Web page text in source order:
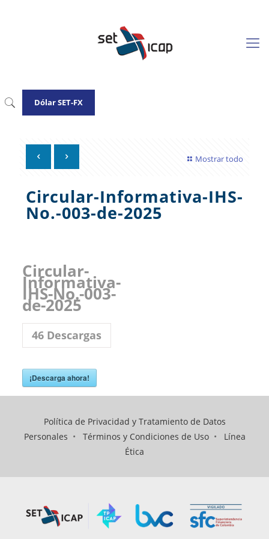
Dólar SET-FX
Mostrar todo
Circular-Informativa-IHS-
No.-003-de-2025
Circular-
Informativa-
IHS-No.-003-
de-2025
46Descargas
¡Descarga ahora!
Política de Privacidad y Tratamiento de Datos
Personales • Términos y Condiciones de Uso• Línea
Ética